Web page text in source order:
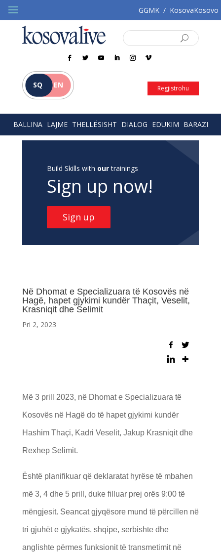
GGMK / KosovaKosovo
SQ EN Regjistrohu
BALLINA LAJME THELLËSISHT DIALOG EDUKIM BARAZI
Build Skills with ourtrainings
Sign up now!
Sign up
Në Dhomat e Specializuara të Kosovës në
Hagë, hapet gjykimi kundër Thaçit, Veselit,
Krasniqit dhe Selimit
Pri 2, 2023
Më 3 prill 2023, në Dhomat e Specializuara të
Kosovës në Hagë do të hapet gjykimi kundër
Hashim Thaçi, Kadri Veselit, Jakup Krasniqit dhe
Rexhep Selimit.
Është planifikuar që deklaratat hyrëse të mbahen
më 3, 4 dhe 5 prill, duke filluar prej orës 9:00 të
mëngjesit. Seancat gjyqësore mund të përcillen në
tri gjuhët e gjykatës, shqipe, serbishte dhe
anglishte përmes funksionit të transmetimit në